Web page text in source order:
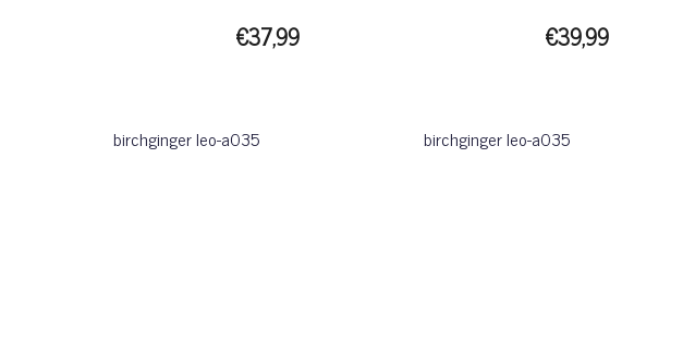
€37,99
birchginger leo-a035
€39,99
birchginger leo-a035